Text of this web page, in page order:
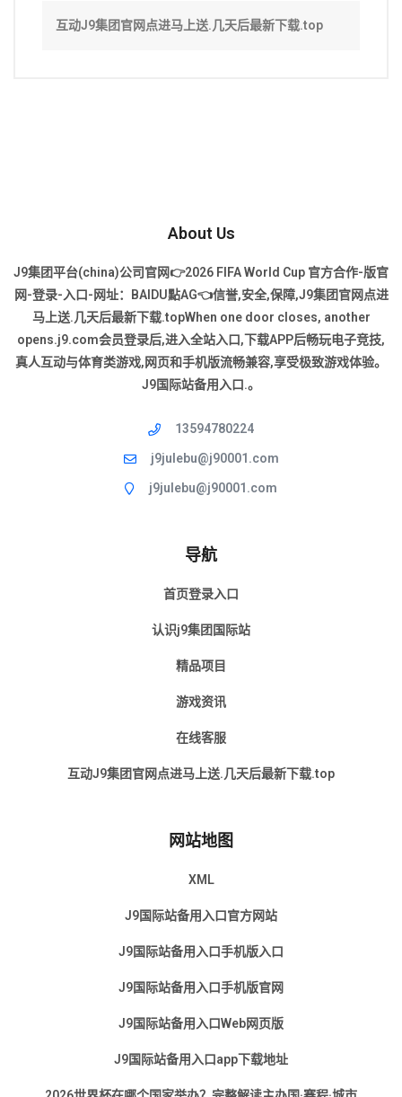
互动J9集团官网点进马上送.几天后最新下载.top
About Us
J9集团平台(china)公司官网👉2026 FIFA World Cup 官方合作-版官
网-登录-入口-网址：BAIDU點AG👈信誉,安全,保障,J9集团官网点进
马上送.几天后最新下载.topWhen one door closes, another
opens.j9.com会员登录后,进入全站入口,下载APP后畅玩电子竞技,
真人互动与体育类游戏,网页和手机版流畅兼容,享受极致游戏体验。
J9国际站备用入口.。
13594780224
j9julebu@j90001.com
j9julebu@j90001.com
导航
首页登录入口
认识j9集团国际站
精品项目
游戏资讯
在线客服
互动J9集团官网点进马上送.几天后最新下载.top
网站地图
XML
J9国际站备用入口官方网站
J9国际站备用入口手机版入口
J9国际站备用入口手机版官网
J9国际站备用入口Web网页版
J9国际站备用入口app下载地址